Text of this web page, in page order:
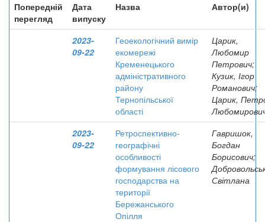
Попередній
перегляд
Дата
випуску
Назва Автор(и)
2023-
09-22
Геоекологічний вимір
екомережі
Кременецького
адміністративного
району
Тернопільської
області
Царик,
Любомир
Петрович;
Кузик, Ігор
Романович;
Царик,
2023-
09-22
Ретроспективно-
географічні
особливості
формування лісового
господарства на
території
Бережанського
Опілля
Гавришок,
Богдан
Борисович;
Світлана